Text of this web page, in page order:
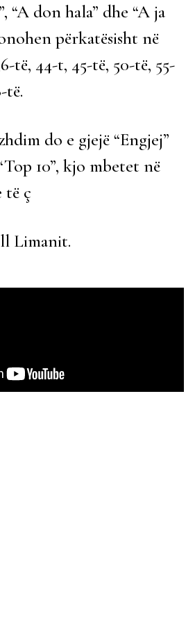
“A don hala” dhe “A ja
përkatësisht në
të, 44-t, 45-të, 50-të, 55-
të.
do e gjejë “Engjej”
10”, kjo mbetet në
të ç
Limanit.